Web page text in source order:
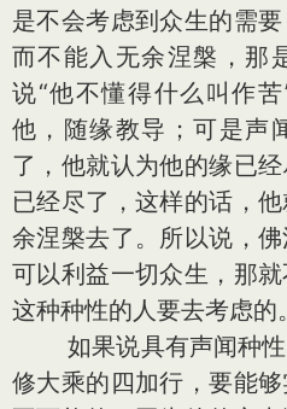
是不会考虑到众生的需
而不能入无余涅槃，那
说“他不懂得什么叫作
他，随缘教导；可是声
了，他就认为他的缘已
已经尽了，这样的话，
余涅槃去了。所以说，
可以利益一切众生，那
这种种性的人要去考虑的。
如果说具有声闻种性
修大乘的四加行，要能